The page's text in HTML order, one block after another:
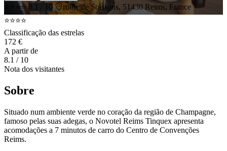
⭐⭐⭐⭐ 8.1 / 10
route de Soissons, 51430 Reims, France
⭐⭐⭐⭐
Classificação das estrelas
172 €
A partir de
8.1 / 10
Nota dos visitantes
Sobre
Situado num ambiente verde no coração da região de Champagne,
famoso pelas suas adegas, o Novotel Reims Tinquex apresenta
acomodações a 7 minutos de carro do Centro de Convenções
Reims.